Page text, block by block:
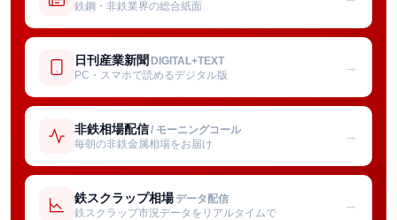
鉄鋼・非鉄業界の総合紙面
日刊産業新聞 DIGITAL+TEXT
PC・スマホで読めるデジタル版
→
非鉄相場配信/ モーニングコール
毎朝の非鉄金属相場をお届け
→
鉄スクラップ相場 データ配信
鉄スクラップ市況データをリアルタイムで
→